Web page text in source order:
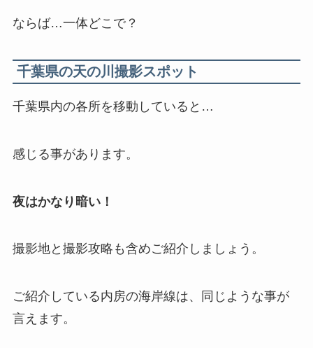
ならば…一体どこで？
千葉県の天の川撮影スポット
千葉県内の各所を移動していると…
感じる事があります。
夜はかなり暗い！
撮影地と撮影攻略も含めご紹介しましょう。
ご紹介している内房の海岸線は、同じような事が
言えます。